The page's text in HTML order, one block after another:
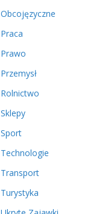
Obcojęzyczne
Praca
Prawo
Przemysł
Rolnictwo
Sklepy
Sport
Technologie
Transport
Turystyka